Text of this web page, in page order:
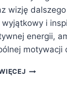
wizję
wyjątkowy i
energii,
motywacji
NOWE